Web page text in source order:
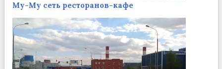
Му-Му сеть ресторанов-кафе